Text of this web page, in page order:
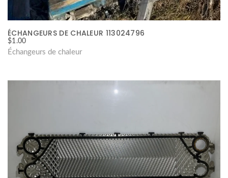
ÉCHANGEURS DE CHALEUR 113024796
$1.00
Échangeurs de chaleur